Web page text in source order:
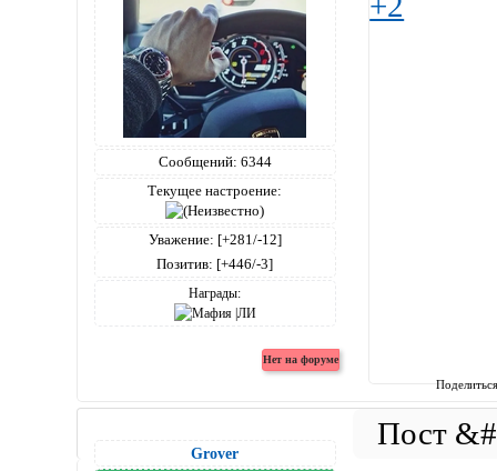
Сообщений: 6344
Текущее настроение:
Уважение: [+281/-12]
Позитив: [+446/-3]
Награды:
Grover